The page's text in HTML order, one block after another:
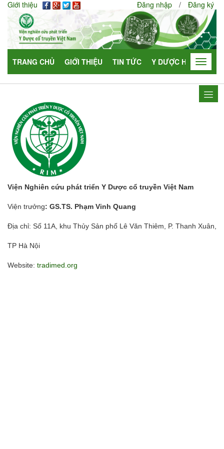
Giới thiệu Đăng nhập / Đăng ký
TRANG CHỦ GIỚI THIỆU TIN TỨC Y DƯỢC HỌC Toggle
Viện Nghiên cứu phát triển Y Dược cổ truyền Việt Nam
Viện trưởng: GS.TS. Phạm Vinh Quang
Địa chỉ: Số 11A, khu Thủy Sản phố Lê Văn Thiêm, P. Thanh Xuân,
TP Hà Nội
Website: tradimed.org